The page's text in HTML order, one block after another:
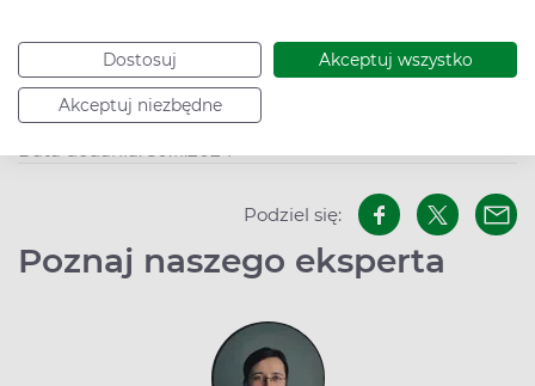
Dostosuj Akceptuj wszystko
Akceptuj niezbędne
Bibliografia
Data dodania: 30.11.2024
Podziel się:
Poznaj naszego eksperta